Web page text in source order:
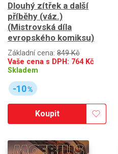
Dlouhý zítřek a další
příběhy (váz.)
(Mistrovská díla
evropského komiksu)
Základní cena: 849 Kč
Vaše cena s DPH: 764Kč
Skladem
-10%
Koupit